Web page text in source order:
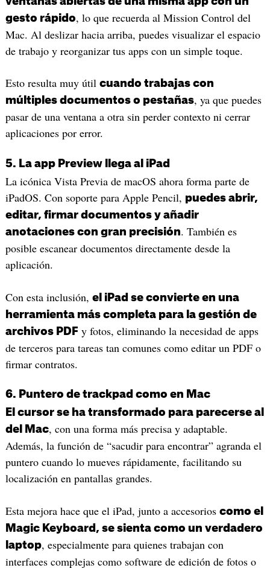
gesto rápido, lo que recuerda al Mission Control del
Mac. Al deslizar hacia arriba, puedes visualizar el espacio
de trabajo y reorganizar tus apps con un simple toque.
Esto resulta muy útil cuando trabajas con
múltiples documentos o pestañas, ya que puedes
pasar de una ventana a otra sin perder contexto ni cerrar
aplicaciones por error.
5. La app Preview llega al iPad
La icónica Vista Previa de macOS ahora forma parte de
iPadOS. Con soporte para Apple Pencil, puedes abrir,
editar, firmar documentos y añadir
anotaciones con gran precisión. También es
posible escanear documentos directamente desde la
aplicación.
Con esta inclusión, el iPad se convierte en una
herramienta más completa para la gestión de
archivos PDF y fotos, eliminando la necesidad de apps
de terceros para tareas tan comunes como editar un PDF o
firmar contratos.
6. Puntero de trackpad como en Mac
El cursor se ha transformado para parecerse al
del Mac, con una forma más precisa y adaptable.
Además, la función de “sacudir para encontrar” agranda el
puntero cuando lo mueves rápidamente, facilitando su
localización en pantallas grandes.
Esta mejora hace que el iPad, junto a accesorios como el
Magic Keyboard, se sienta como un verdadero
laptop, especialmente para quienes trabajan con
interfaces complejas como software de edición de fotos o